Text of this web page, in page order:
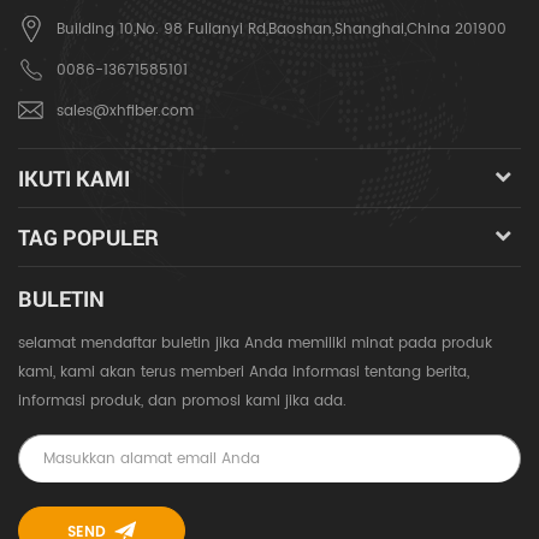
Building 10,No. 98 Fulianyi Rd,Baoshan,Shanghai,China 201900
0086-13671585101
sales@xhfiber.com
IKUTI KAMI
TAG POPULER
BULETIN
selamat mendaftar buletin jika Anda memiliki minat pada produk
kami, kami akan terus memberi Anda informasi tentang berita,
informasi produk, dan promosi kami jika ada.